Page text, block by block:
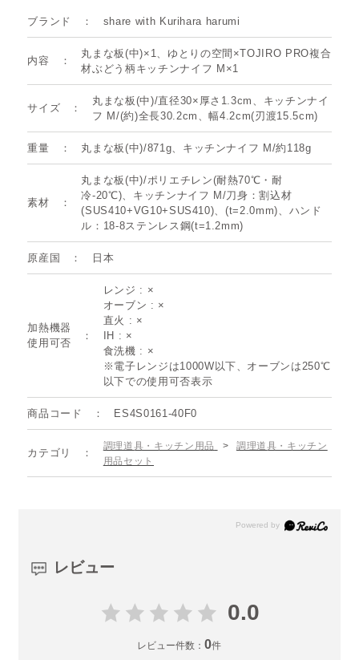
ブランド share with Kurihara harumi
内容
丸まな板(中)×1、ゆとりの空間×TOJIRO PRO複合
材ぶどう柄キッチンナイフ M×1
サイズ
丸まな板(中)/直径30×厚さ1.3cm、キッチンナイ
フ M/(約)全長30.2cm、幅4.2cm(刃渡15.5cm)
重量 丸まな板(中)/871g、キッチンナイフ M/約118g
素材
丸まな板(中)/ポリエチレン(耐熱70℃・耐
冷-20℃)、キッチンナイフ M/刀身：割込材
(SUS410+VG10+SUS410)、(t=2.0mm)、ハンド
ル：18-8ステンレス鋼(t=1.2mm)
原産国 日本
加熱機器
使用可否
レンジ : ×
オーブン : ×
直火 : ×
IH : ×
食洗機 : ×
※電子レンジは1000W以下、オーブンは250℃
以下での使用可否表示
商品コード ES4S0161-40F0
カテゴリ
調理道具・キッチン用品 >
調理道具・キッチン
用品セット
レビュー
0.0
レビュー件数：0件